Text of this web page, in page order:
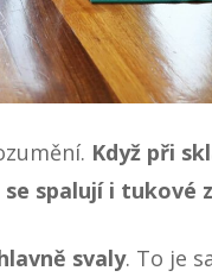
Když při
spalují i tukové
svaly. To je